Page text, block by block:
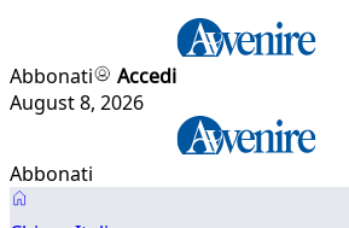
Abbonati
Accedi
August 8, 2026
Abbonati